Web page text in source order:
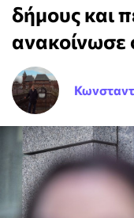
δήμους και
ανακοίνωσε